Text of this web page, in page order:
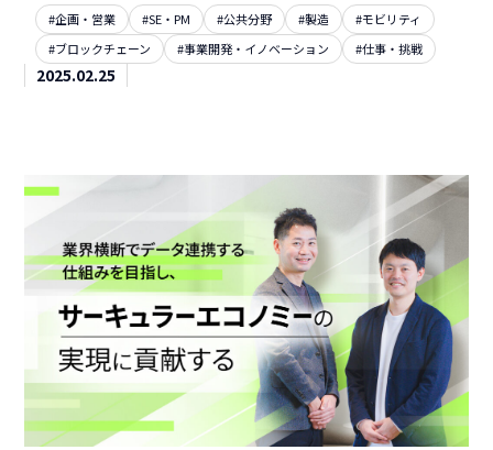
#企画・営業 #SE・PM #公共分野 #製造
#モビリティ
#ブロックチェーン
#事業開発・イノベーション #仕事・挑戦
2025.02.25